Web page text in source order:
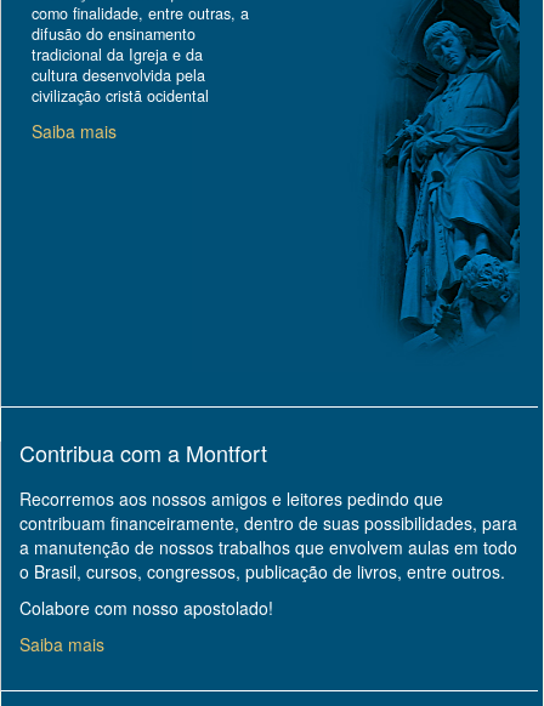
como finalidade, entre outras, a
difusão do ensinamento
tradicional da Igreja e da
cultura desenvolvida pela
civilização cristã ocidental
Saiba mais
Contribua com a Montfort
Recorremos aos nossos amigos e leitores pedindo que
contribuam financeiramente, dentro de suas possibilidades, para
a manutenção de nossos trabalhos que envolvem aulas em todo
o Brasil, cursos, congressos, publicação de livros, entre outros.
Colabore com nosso apostolado!
Saiba mais